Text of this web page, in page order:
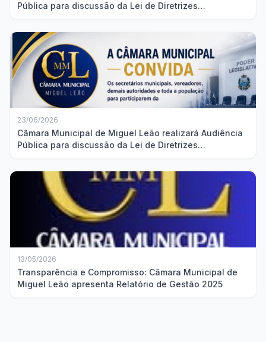
Pública para discussão da Lei de Diretrizes
23/06/2026
Câmara Municipal de Miguel Leão realizará Audiência
Pública para discussão da Lei de Diretrizes
13/05/2026
Transparência e Compromisso: Câmara Municipal de
Miguel Leão apresenta Relatório de Gestão 2025